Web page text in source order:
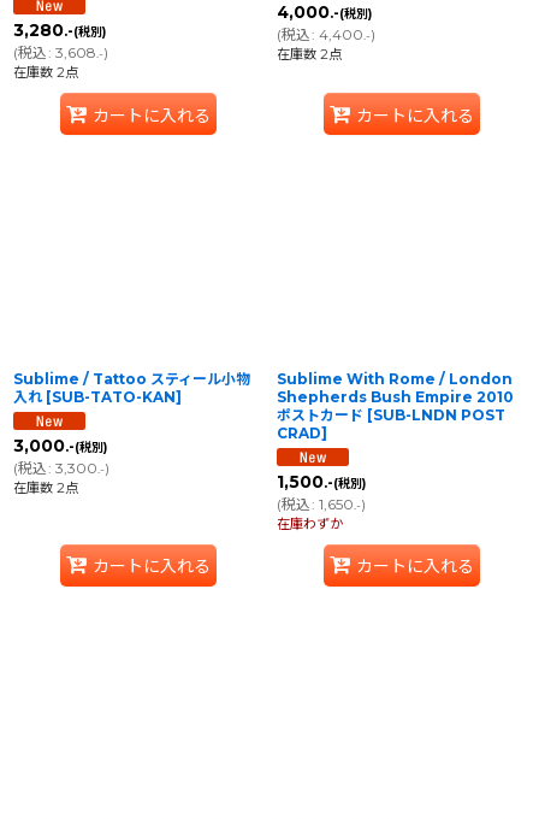
3,280.-(税別)
(税込: 3,608.-)
在庫数 2点
カートに入れる
4,000.-(税別)
(税込: 4,400.-)
在庫数 2点
カートに入れる
Sublime / Tattoo スティール小物
入れ [SUB-TATO-KAN]
3,000.-(税別)
(税込: 3,300 .-)
在庫数 2点
カートに入れる
Sublime With Rome / London
Shepherds Bush Empire 2010
ポストカード [SUB-LNDN POST
CRAD]
1,500.-(税別)
(税込: 1,650 .-)
在庫わずか
カートに入れる